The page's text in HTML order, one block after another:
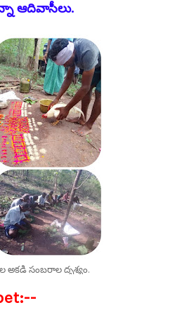
ఆదివాసీలు.
అకడి సంబరాల దృశ్యం.